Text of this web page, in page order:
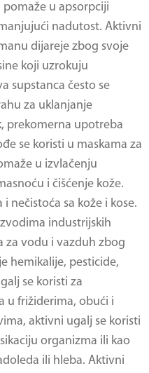
u apsorpciji
nadutost. Aktivni
dijareje zbog svoje
koji uzrokuju
supstanca često se
za uklanjanje
prekomerna upotreba
se koristi u maskama za
u izvlačenju
i čišćenje kože.
nečistoća sa kože i kose.
industrijskih
za vodu i vazduh zbog
hemikalije, pesticide,
se koristi za
u frižiderima, obući i
aktivni ugalj se koristi
organizma ili kao
ili hleba. Aktivni